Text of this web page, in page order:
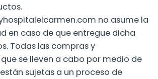
no asume la
en caso de que entregue dicha
Todas las compras y
se lleven a cabo por medio de
sujetas a un proceso de